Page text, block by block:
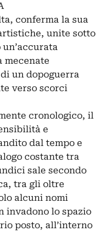
conferma la sua
unite sotto
mecenate
un dopoguerra
verso scorci
cronologico, il
e
dal tempo e
costante tra
sale secondo
tra gli oltre
alcuni nomi
invadono lo spazio
posto, all’interno